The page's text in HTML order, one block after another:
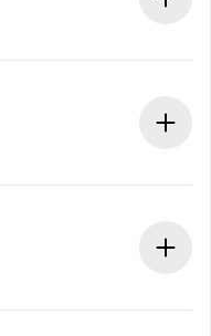
in anticipo.